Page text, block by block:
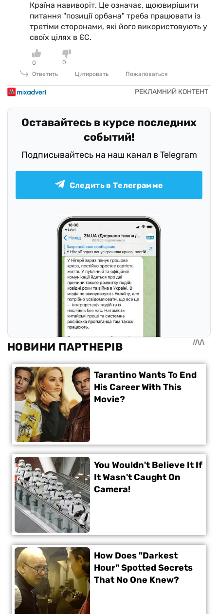
Країна навиворіт. Це означає, щоювирішити
питання "позиції орбана" треба працювати із
третіми сторонами, які його використовують у
своїх цілях в ЄС.
0
0
Ответить
Цитировать Пожаловаться
Оставайтесь в курсе последних
событий!
Подписывайтесь на наш канал в Telegram
Следить в Телеграмме